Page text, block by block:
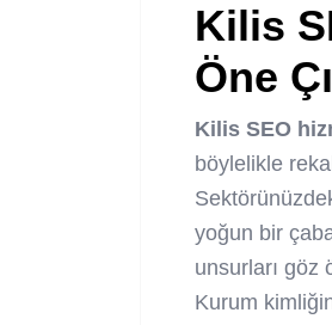
Kilis
Öne
Kilis SEO
böylelikle
yoğun bir
unsurları göz
Kurum